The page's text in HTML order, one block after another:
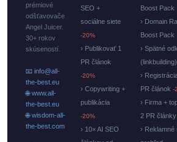
prémiové
odšťavovače
Angel Juicer.
30+ rokov
skúseností.
📧 info@all-
the-best.eu
🌐 www.all-
the-best.eu
🌐 wisdom-all-
the-best.com
SEO +
sociálne siete
-20%
› Publikovať 1
PR článok
-20%
› Copywriting +
publikácia
-20%
› 10× AI SEO
Boost Pack
› Domain
Boost Pack
› Spätné
(linkbuilding)
›
PR článok -
› Firma +
2 PR články
› Reklamné